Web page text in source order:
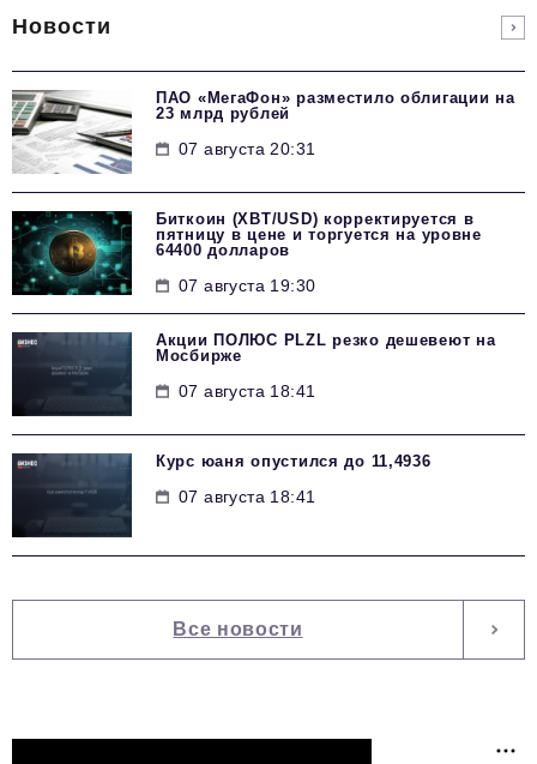
Новости
ПАО «МегаФон» разместило облигации на
23 млрд рублей
07 августа 20:31
Биткоин (XBT/USD) корректируется в
пятницу в цене и торгуется на уровне
64400 долларов
07 августа 19:30
Акции ПОЛЮС PLZL резко дешевеют на
Мосбирже
07 августа 18:41
Курс юаня опустился до 11,4936
07 августа 18:41
Все новости